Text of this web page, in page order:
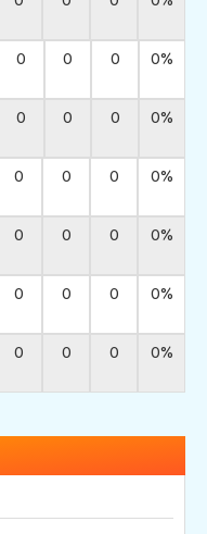
0 0 0
0%
0 0 0
0%
0 0 0
0%
0 0 0
0%
0 0 0
0%
0 0 0 0%